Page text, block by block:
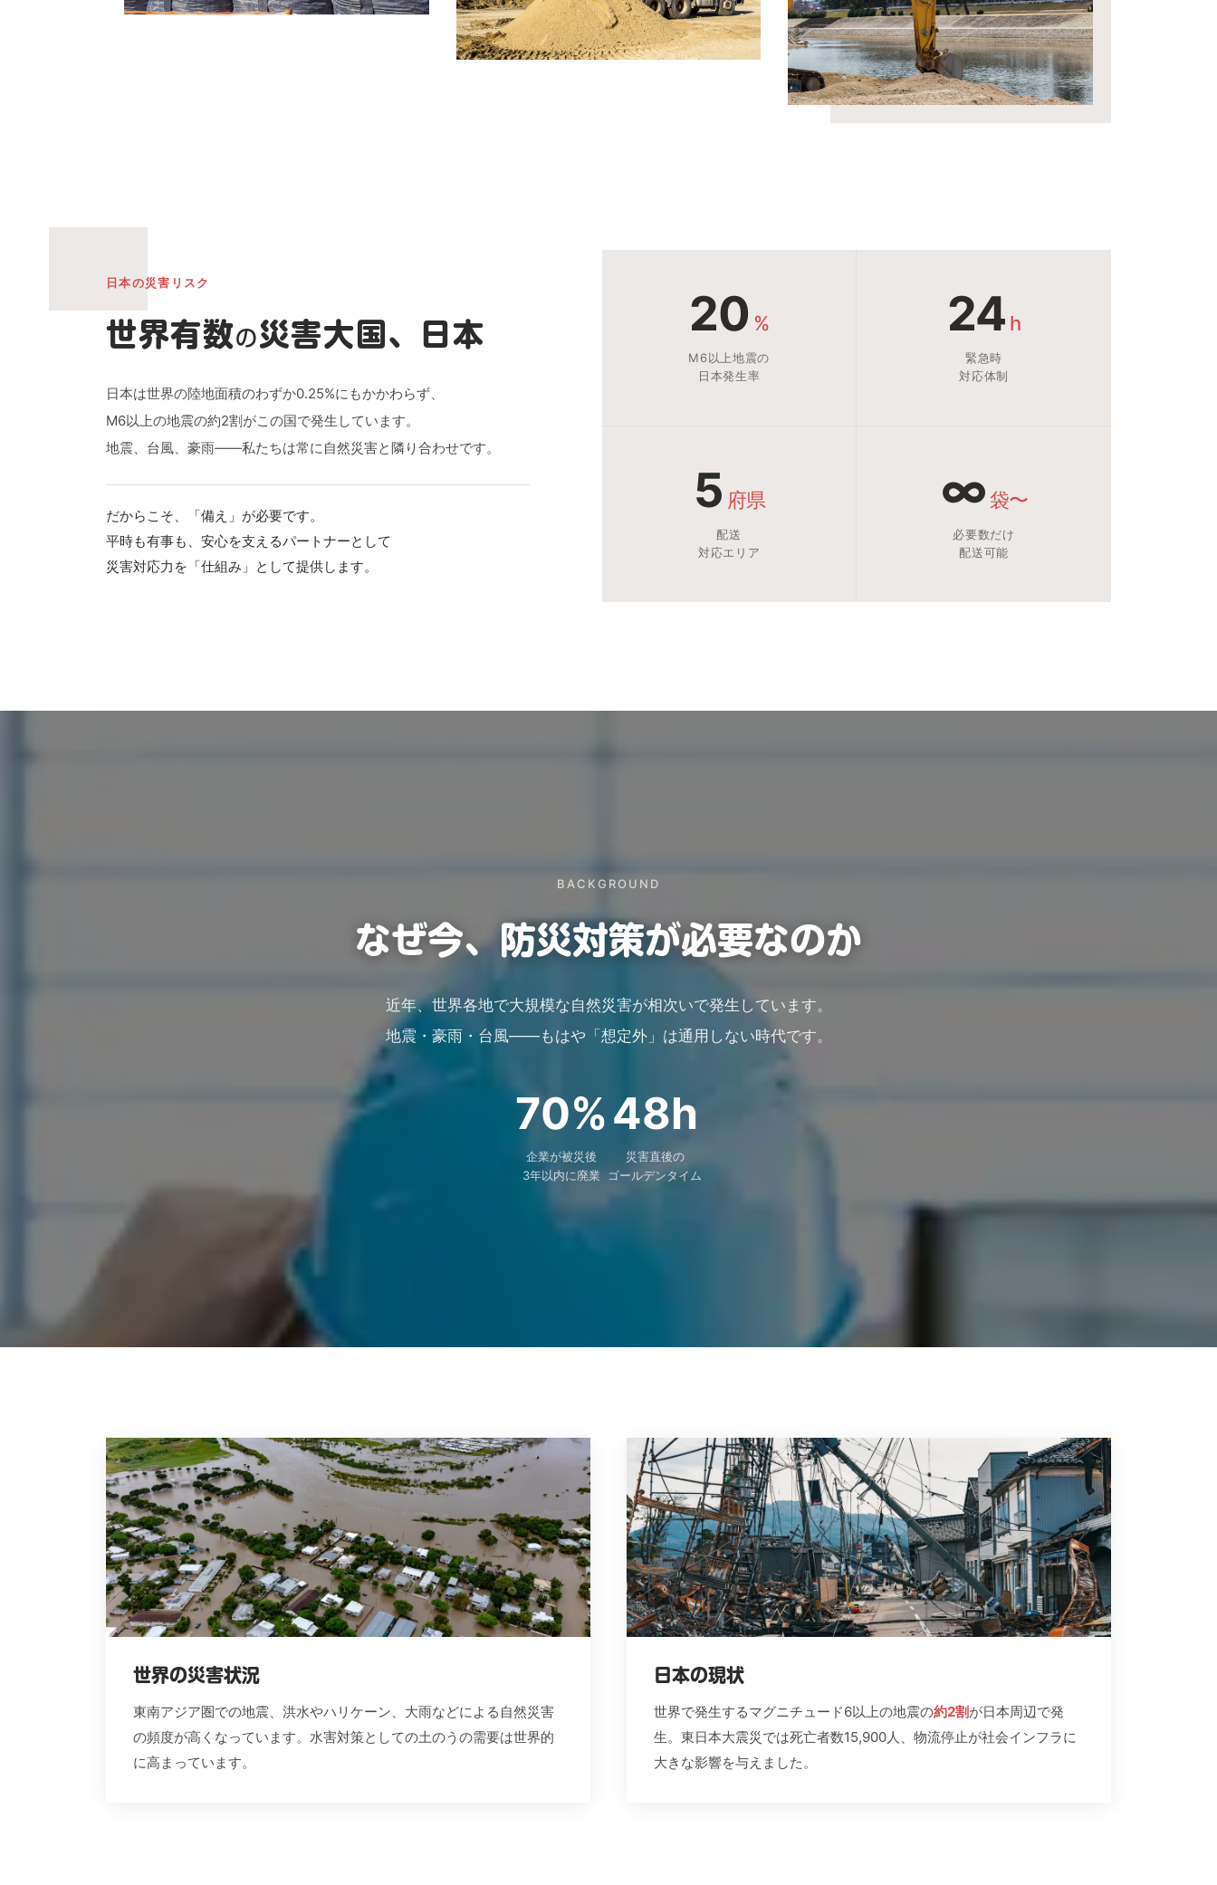
日本の災害リスク
世界有数の災害大国、日本
日本は世界の陸地面積のわずか0.25%にもかかわらず、
M6以上の地震の約2割がこの国で発生しています。
地震、台風、豪雨——私たちは常に自然災害と隣り合わせです。
だからこそ、「備え」が必要です。
平時も有事も、安心を支えるパートナーとして
災害対応力を「仕組み」として提供します。
20 %
M6以上地震の
日本発生率
24 h
緊急時
対応体制
5 府県
配送
対応エリア
∞袋〜
必要数だけ
配送可能
BACKGROUND
なぜ今、防災対策が必要なのか
近年、世界各地で大規模な自然災害が相次いで発生しています。
地震・豪雨・台風——もはや「想定外」は通用しない時代です。
70%
企業が被災後
3年以内に廃業
48h
災害直後の
ゴールデンタイム
世界の災害状況
東南アジア圏での地震、洪水やハリケーン、大雨などによる自然災害
の頻度が高くなっています。水害対策としての土のうの需要は世界的
に高まっています。
日本の現状
世界で発生するマグニチュード6以上の地震の約2割が日本周辺で発
生。東日本大震災では死亡者数15,900人、物流停止が社会インフラに
大きな影響を与えました。